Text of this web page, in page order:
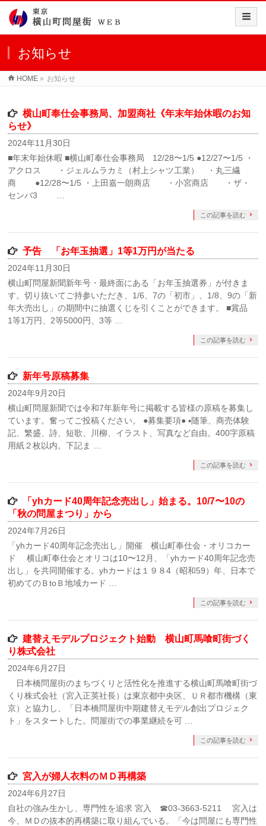
お知らせ
HOME » お知らせ
横山町奉仕会事務局、加盟商社《年末年始休暇のお知
らせ》
2024年11月30日
■年末年始休暇 ■横山町奉仕会事務局 12/28〜1/5 ●12/27〜1/5 ・
アクロス ・ジェルムラカミ（村上シャツ工業） ・丸三繊
商 ●12/28〜1/5 ・上田嘉一朗商店 ・小宮商店 ・ザ・
センバ3 …
この記事を読む
予告 「お年玉抽選」1等1万円が当たる
2024年11月30日
横山町問屋新聞新年号・最終面にある「お年玉抽選券」が付きま
す。切り抜いてご持参いただき、1/6、7の「初市」、1/8、9の「新
年大売出し」の期間中に抽選くじを引くことができます。 ■賞品
1等1万円、2等5000円、3等 …
この記事を読む
新年号原稿募集
2024年9月20日
横山町問屋新聞では令和7年新年号に掲載する皆様の原稿を募集し
ています。奮ってご投稿ください。 ●募集要項● ▪随筆、商売体験
記、繁盛、詩、短歌、川柳、イラスト、写真など自由。400字原稿
用紙２枚以内。下記ま …
この記事を読む
「yhカード40周年記念売出し」始まる。10/7〜10の
「秋の問屋まつり」から
2024年7月26日
「yhカード40周年記念売出し」開催 横山町奉仕会・オリコカー
ド 横山町奉仕会とオリコは10〜12月、「yhカード40周年記念売
出し」を共同開催する。yhカードは１９８4（昭和59）年、日本で
初めてのＢtoＢ地域カード …
この記事を読む
建替えモデルプロジェクト始動 横山町馬喰町街づく
り株式会社
2024年6月27日
日本橋問屋街のまちづくりと活性化を推進する横山町馬喰町街づ
くり株式会社（宮入正英社長）は東京都中央区、ＵＲ都市機構（東
京）と協力し、「日本橋問屋街中期建替えモデル創出プロジェク
ト」をスタートした。問屋街での事業継続を可 …
この記事を読む
宮入が婦人衣料のＭＤ再構築
2024年6月27日
自社の強み生かし、専門性を追求 宮入 ☎︎03-3663-5211 宮入は
今、ＭＤの抜本的再構築に取り組んでいる。「今は問屋にも専門性